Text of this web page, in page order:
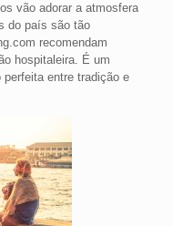
vão adorar a atmosfera
do país são tão
recomendam
hospitaleira. É um
entre tradição e